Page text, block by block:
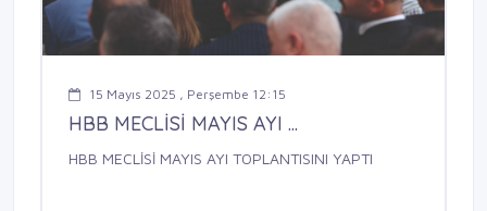
15 Mayıs 2025 , Perşembe 12:15
HBB MECLİSİ MAYIS AYI ...
HBB MECLİSİ MAYIS AYI TOPLANTISINI YAPTI